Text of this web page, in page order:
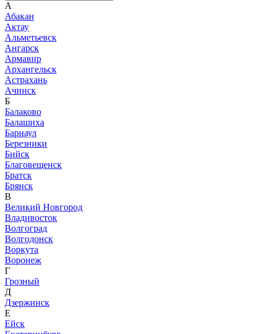
А
Абакан
Актау
Альметьевск
Ангарск
Армавир
Архангельск
Астрахань
Ачинск
Б
Балаково
Балашиха
Барнаул
Березники
Бийск
Благовещенск
Братск
Брянск
В
Великий Новгород
Владивосток
Волгоград
Волгодонск
Воркута
Воронеж
Г
Грозный
Д
Дзержинск
Е
Ейск